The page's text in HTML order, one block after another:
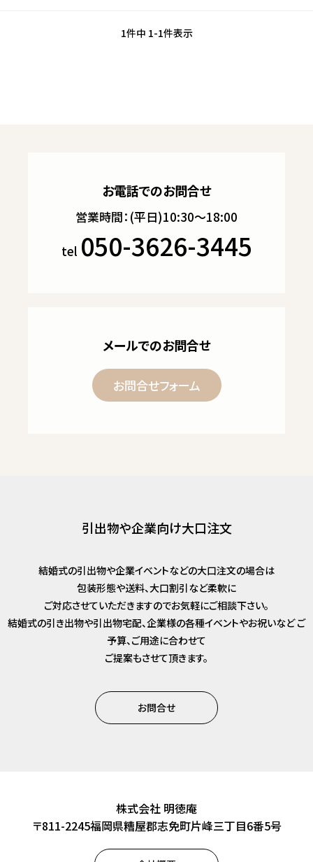
1件中 1-1件表示
お電話でのお問合せ
営業時間：(平日)10:30～18:00
tel 050-3626-3445
メールでのお問合せ
お問合せフォーム
引出物や企業向け大口注文
結婚式の引出物や企業イベントなどの大口注文の場合は
包装形態や送料、大口割引など柔軟に
ご対応させていただきますのでお気軽にご相談下さい。
結婚式の引き出物や引出物宅配、企業様の各種イベントやお祝いなどご
予算、ご用途に合わせて
ご提案もさせて頂きます。
お問合せ
株式会社 明徳庵
〒811-2245福岡県糟屋郡志免町片峰三丁目6番5号